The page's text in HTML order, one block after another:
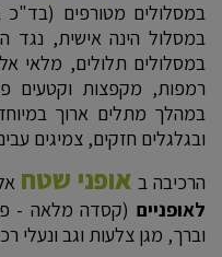
במסלולים מטורפים
במסלול הינה אישית, נגד
במסלולים תלולים, מלאי
רמפות, מקפצות וקטעים
ובגלגלים חזקים, צמיגים
הרכיבה ב אופני שטח
לאופניים (קסדה מלאה -
וברך, מגן צלעות וגב ונעלי